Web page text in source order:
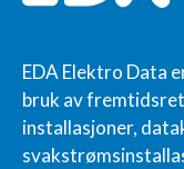
EDA Elektro Data
bruk av
installasjoner,